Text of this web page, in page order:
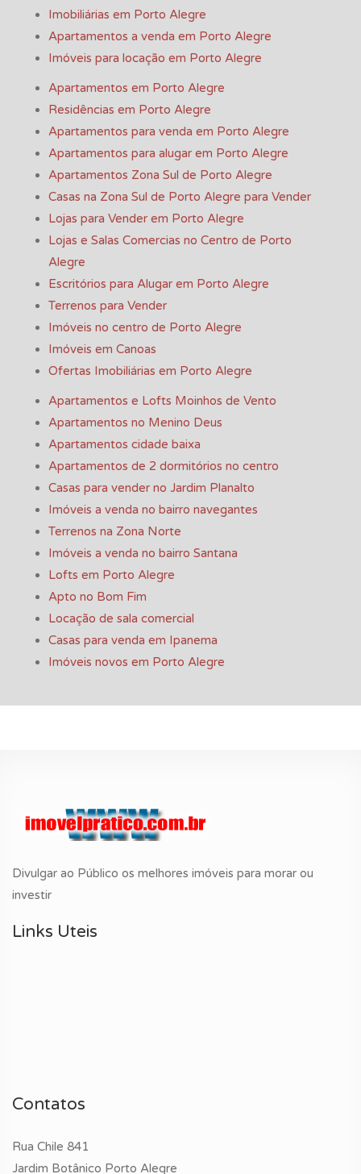
Imobiliárias em Porto Alegre
Apartamentos a venda em Porto Alegre
Imóveis para locação em Porto Alegre
Apartamentos em Porto Alegre
Residências em Porto Alegre
Apartamentos para venda em Porto Alegre
Apartamentos para alugar em Porto Alegre
Apartamentos Zona Sul de Porto Alegre
Casas na Zona Sul de Porto Alegre para Vender
Lojas para Vender em Porto Alegre
Lojas e Salas Comercias no Centro de Porto
Alegre
Escritórios para Alugar em Porto Alegre
Terrenos para Vender
Imóveis no centro de Porto Alegre
Imóveis em Canoas
Ofertas Imobiliárias em Porto Alegre
Apartamentos e Lofts Moinhos de Vento
Apartamentos no Menino Deus
Apartamentos cidade baixa
Apartamentos de 2 dormitórios no centro
Casas para vender no Jardim Planalto
Imóveis a venda no bairro navegantes
Terrenos na Zona Norte
Imóveis a venda no bairro Santana
Lofts em Porto Alegre
Apto no Bom Fim
Locação de sala comercial
Casas para venda em Ipanema
Imóveis novos em Porto Alegre
Divulgar ao Público os melhores imóveis para morar ou
investir
Links Uteis
Contatos
Rua Chile 841
Jardim Botânico Porto Alegre